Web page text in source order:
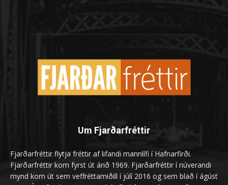
Um Fjarðarfréttir
Fjarðarfréttir flytja fréttir af lifandi mannlífi í Hafnarfirði.
Fjarðarfréttir kom fyrst út árið 1969. Fjarðarfréttir í núverandi
mynd kom út sem veffréttamiðill í júlí 2016 og sem blað í ágúst